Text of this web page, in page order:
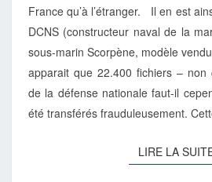
France qu’à l’étranger. Il en est
DCNS (constructeur naval de la
sous-marin Scorpène, modèle
apparait que 22.400 fichiers –
de la défense nationale faut-il
été transférés frauduleusement.
LIRE LA